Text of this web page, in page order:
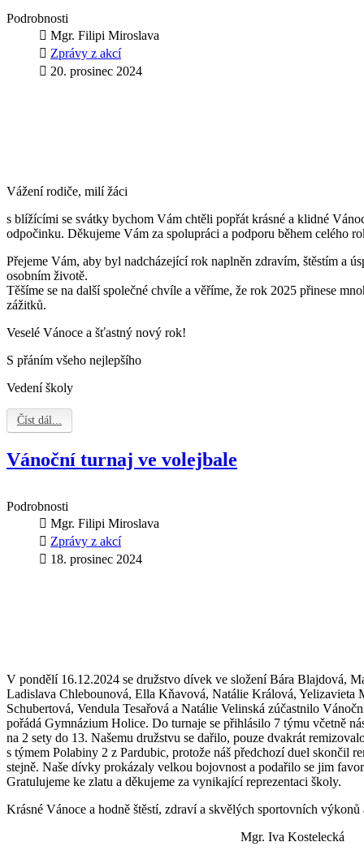
Podrobnosti
Mgr. Filipi Miroslava
Zprávy z akcí
20. prosinec 2024
Vážení rodiče, milí žáci
s blížícími se svátky bychom Vám chtěli popřát krásné a klidné
odpočinku. Děkujeme Vám za spolupráci a podporu během celého
Přejeme Vám, aby byl nadcházející rok naplněn zdravím, štěstím a
osobním životě.
Těšíme se na další společné chvíle a věříme, že rok 2025 přinese
zážitků.
Veselé Vánoce a šťastný nový rok!
S přáním všeho nejlepšího
Vedení školy
Číst dál...
Vánoční turnaj ve volejbale
Podrobnosti
Mgr. Filipi Miroslava
Zprávy z akcí
18. prosinec 2024
V pondělí 16.12.2024 se družstvo dívek ve složení Bára Blajdová,
Ladislava Chlebounová, Ella Kňavová, Natálie Králová, Yelizavieta
Schubertová, Vendula Tesařová a Natálie Velinská zúčastnilo
pořádá Gymnázium Holice. Do turnaje se přihlásilo 7 týmu včetně
na 2 sety do 13. Našemu družstvu se dařilo, pouze dvakrát
s týmem Polabiny 2 z Pardubic, protože náš předchozí duel skončil
stejně. Naše dívky prokázaly velkou bojovnost a podařilo se jim
Gratulujeme ke zlatu a děkujeme za vynikající reprezentaci školy.
Krásné Vánoce a hodně štěstí, zdraví a skvělých sportovních
Mgr. Iva Kostelecká